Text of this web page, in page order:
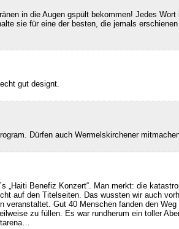
in die Augen gspült bekommen! Jedes
sie für eine der besten, die jemals
gut designt.
Dürfen auch Wermelskirchener
„Haiti Benefiz Konzert“. Man merkt: die
auf den Titelseiten. Das wussten wir auch
veranstaltet. Gut 40 Menschen fanden den
zu füllen. Es war rundherum ein toller